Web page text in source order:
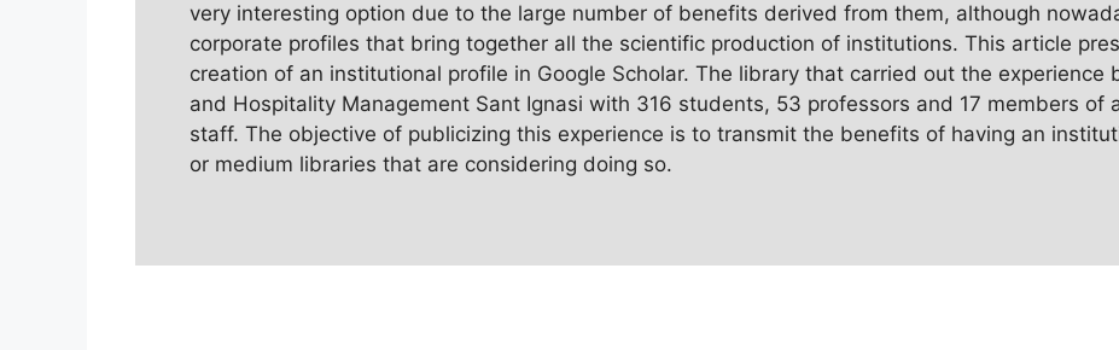
very interesting option due to the large number of benefits derived from them, although
corporate profiles that bring together all the scientific production of institutions. This article
creation of an institutional profile in Google Scholar. The library that carried out the experience
and Hospitality Management Sant Ignasi with 316 students, 53 professors and 17 members of
staff. The objective of publicizing this experience is to transmit the benefits of having an
or medium libraries that are considering doing so.